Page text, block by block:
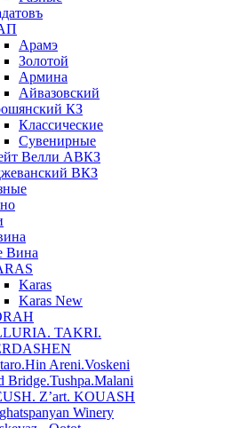
Арамэ
Золотой
Армина
Айвазовский
КЗ
Классические
Сувенирные
Велли АВКЗ
ВКЗ
Вина
Karas
Karas New
TAKRI.
Areni.Voskeni
Bridge.Tushpa.Malani
Z’art. KOUASH
Winery